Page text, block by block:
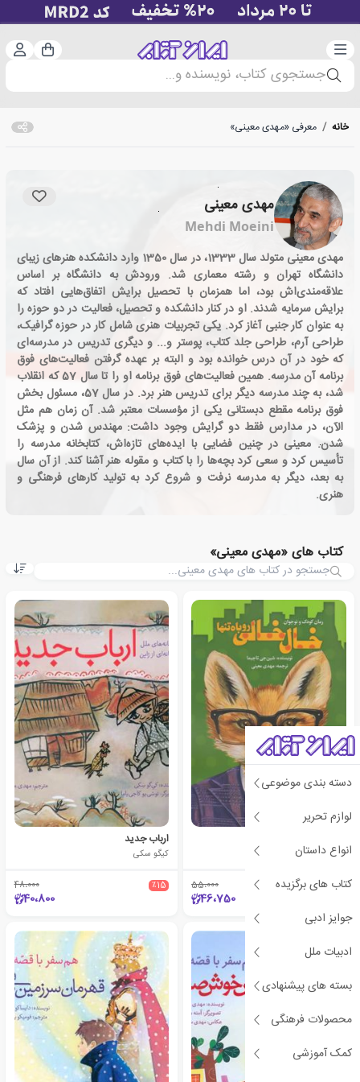
دسته‌بندی سبد
جستجوی کتاب، نویسنده و...
دسته بندی موضوعی
لوازم تحریر
انواع داستان
کتاب های برگزیده
جوایز ادبی
ادبیات ملل
بسته های پیشنهادی
محصولات فرهنگی
کمک آموزشی
خانه / معرفی «مهدی معینی»
مهدی معینی
Mehdi Moeini
مهدی معینی متولد سال 1333، در سال 1350 وارد دانشکده‌ هنرهای زیبای
دانشگاه تهران و رشته‌ معماری شد. ورودش به دانشگاه بر اساس
علاقه‌مندی‌اش بود، اما همزمان با تحصیل برایش اتفاق‌هایی افتاد که
برایش سرمایه‌ شدند. او در کنار دانشکده و تحصیل، فعالیت در دو حوزه را
به عنوان کار جنبی آغاز کرد. یکی تجربیات هنری شامل کار در حوزه‌ گرافیک،
طراحی آرم، طراحی جلد کتاب، پوستر و... و دیگری تدریس در مدرسه‌ای
که خود در آن درس خوانده بود و البته بر عهده گرفتن فعالیت‌های فوق
برنامه آن مدرسه. همین فعالیت‌های فوق برنامه او را تا سال 57 که انقلاب
شد، به چند مدرسه‌ دیگر برای تدریس هنر برد. در سال 57، مسئول بخش
فوق برنامه مقطع دبستانی یکی از مؤسسات معتبر شد. آن زمان هم مثل
الآن، در مدارس فقط دو گرایش وجود داشت: مهندس شدن و پزشک
شدن. معینی در چنین فضایی با ایده‌های تازه‌اش، کتابخانه‌ مدرسه را
تأسیس کرد و سعی کرد بچه‌ها را با کتاب و مقوله‌ هنر آشنا کند. از آن سال
به بعد، دیگر به مدرسه نرفت و شروع کرد به تولید کارهای فرهنگی و
هنری.
کتاب های «مهدی معینی»
شین جی تاجیما
٪15 55،000
46،750
ارباب جدید
کیگو سکی
٪15 48،000
40،800